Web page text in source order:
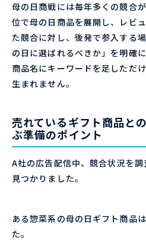
母の日商戦には毎年多くの競合
位で母の日商品を展開し、レビ
た競合に対し、後発で参入する
の日に選ばれるべきか」を明確
商品名にキーワードを足しただ
生まれません。
売れているギフト商品と
ぶ準備のポイント
A社の広告配信中、競合状況を
見つかりました。
ある惣菜系の母の日ギフト商品
た。